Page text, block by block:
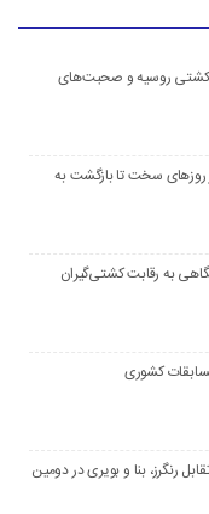
کشتی روسیه و صحبت‌های
روزهای سخت تا بازگشت به
به رقابت کشتی‌گیران
کشوری
رنگرز، بنا و بویری در دومین